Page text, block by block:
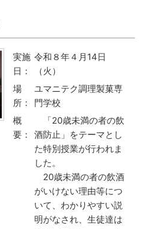
実施
日：
令和８年４月14日
（火）
場
所：
ユマニテク調理製菓専
門学校
概
要：
「20歳未満の者の飲
酒防止」をテーマとし
た特別授業が行われま
した。
20歳未満の者の飲酒
がいけない理由等につ
いて、わかりやすい説
明がなされ、生徒達は